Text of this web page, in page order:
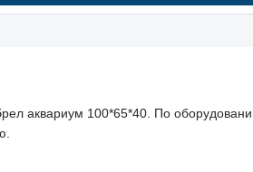
аквариум 100*65*40. По